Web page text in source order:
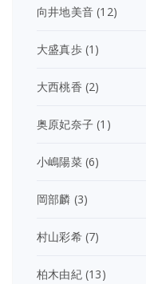
向井地美音 (12)
大盛真歩(1)
大西桃香 (2)
奥原妃奈子 (1)
小嶋陽菜(6)
岡部麟 (3)
村山彩希(7)
柏木由紀(13)